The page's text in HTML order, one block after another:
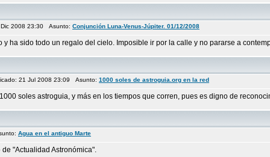
2008 23:30 Asunto: Conjunción Luna-Venus-Júpiter. 01/12/2008
ha sido todo un regalo del cielo. Imposible ir por la calle y no pararse a
21 Jul 2008 23:09 Asunto: 1000 soles de astroguia.org en la red
soles astroguia, y más en los tiempos que corren, pues es digno de
Agua en el antiguo Marte
"Actualidad Astronómica".